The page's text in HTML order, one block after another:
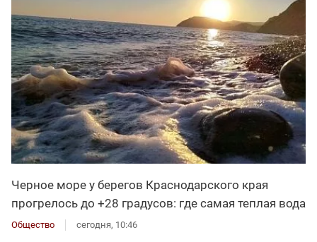
Черное море у берегов Краснодарского края
прогрелось до +28 градусов: где самая теплая вода
Общество сегодня, 10:46